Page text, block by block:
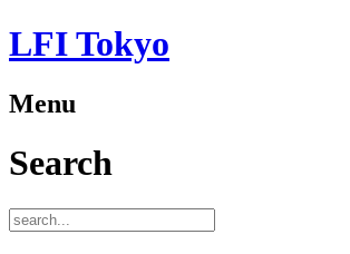
LFI Tokyo
Menu
Search